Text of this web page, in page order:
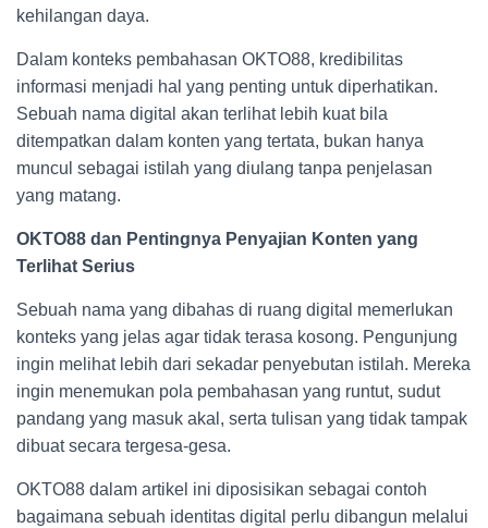
kehilangan daya.
Dalam konteks pembahasan OKTO88, kredibilitas
informasi menjadi hal yang penting untuk diperhatikan.
Sebuah nama digital akan terlihat lebih kuat bila
ditempatkan dalam konten yang tertata, bukan hanya
muncul sebagai istilah yang diulang tanpa penjelasan
yang matang.
OKTO88 dan Pentingnya Penyajian Konten yang
Terlihat Serius
Sebuah nama yang dibahas di ruang digital memerlukan
konteks yang jelas agar tidak terasa kosong. Pengunjung
ingin melihat lebih dari sekadar penyebutan istilah. Mereka
ingin menemukan pola pembahasan yang runtut, sudut
pandang yang masuk akal, serta tulisan yang tidak tampak
dibuat secara tergesa-gesa.
OKTO88 dalam artikel ini diposisikan sebagai contoh
bagaimana sebuah identitas digital perlu dibangun melalui